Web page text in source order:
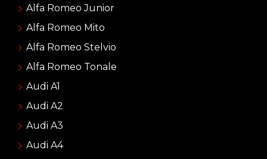
Alfa Romeo Junior
Alfa Romeo Mito
Alfa Romeo Stelvio
Alfa Romeo Tonale
Audi A1
Audi A2
Audi A3
Audi A4